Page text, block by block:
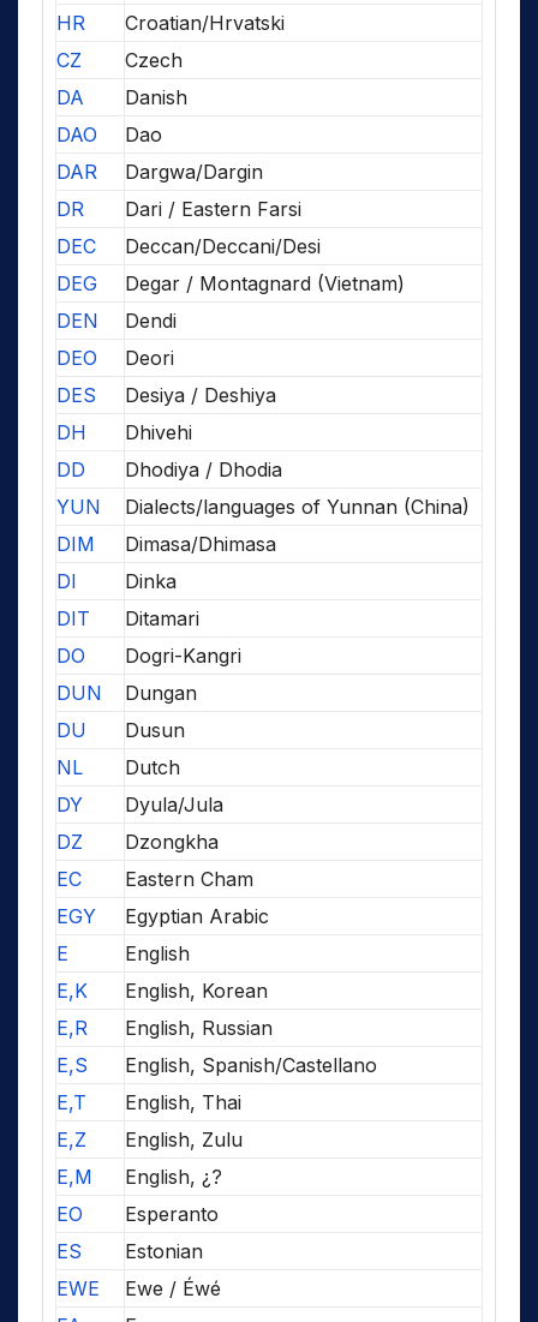
HR
Croatian/Hrvatski
CZ
Czech
DA
Danish
DAO
Dao
DAR
Dargwa/Dargin
DR
Dari / Eastern Farsi
DEC
Deccan/Deccani/Desi
DEG
Degar / Montagnard (Vietnam)
DEN
Dendi
DEO
Deori
DES
Desiya / Deshiya
DH
Dhivehi
DD
Dhodiya / Dhodia
YUN
Dialects/languages of Yunnan (China)
DIM
Dimasa/Dhimasa
DI
Dinka
DIT
Ditamari
DO
Dogri-Kangri
DUN
Dungan
DU
Dusun
NL
Dutch
DY
Dyula/Jula
DZ
Dzongkha
EC
Eastern Cham
EGY
Egyptian Arabic
E
English
E,K
English, Korean
E,R
English, Russian
E,S
English, Spanish/Castellano
E,T
English, Thai
E,Z
English, Zulu
E,M
English, ¿?
EO
Esperanto
ES
Estonian
EWE
Ewe / Éwé